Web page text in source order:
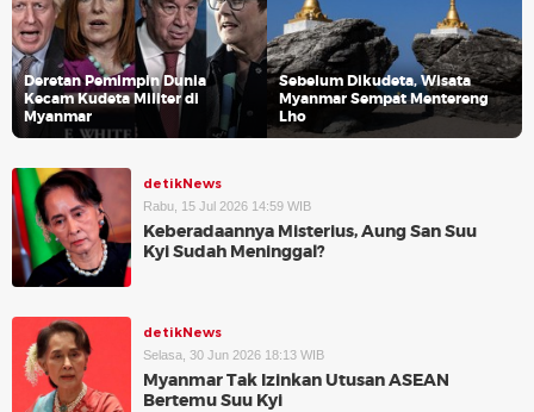
Deretan Pemimpin Dunia
Kecam Kudeta Militer di
Myanmar
Sebelum Dikudeta, Wisata
Myanmar Sempat Mentereng
Lho
detikNews
Rabu, 15 Jul 2026 14:59 WIB
Keberadaannya Misterius, Aung San Suu
Kyi Sudah Meninggal?
detikNews
Selasa, 30 Jun 2026 18:13 WIB
Myanmar Tak Izinkan Utusan ASEAN
Bertemu Suu Kyi